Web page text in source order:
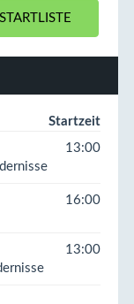
STARTLISTE
Startzeit
13:00
16:00
13:00